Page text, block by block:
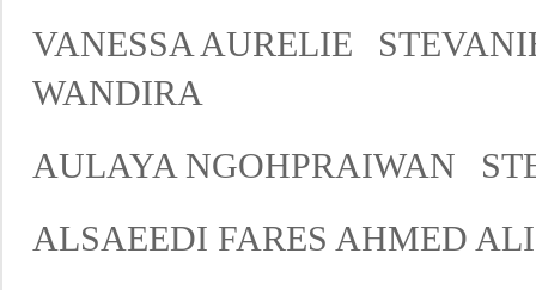
VANESSA AURELIE
WANDIRA
AULAYA NGOHPRAIWAN
ALSAEEDI FARES AHMED